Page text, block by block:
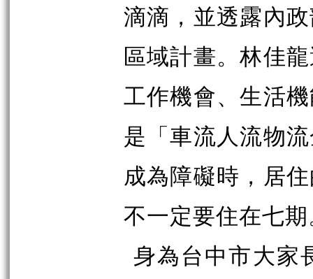
滴滴，並透露內
區域計畫。林佳
工作機會、生活
是「車流人流物
成為障礙時，居
不一定要住在七
身為台中市大家